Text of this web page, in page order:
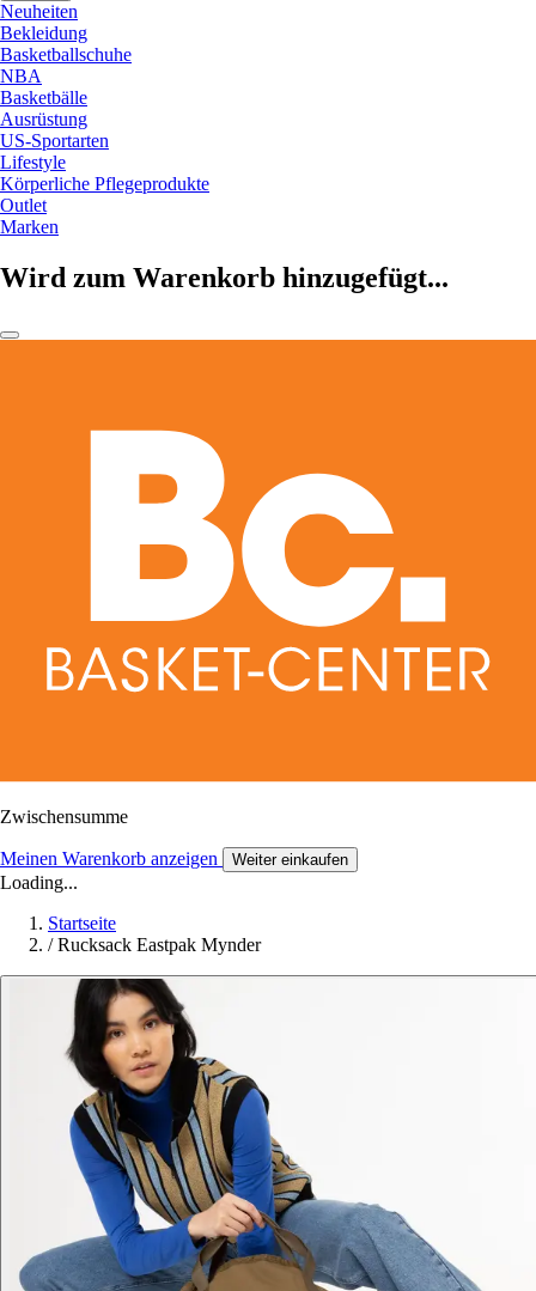
Neuheiten
Bekleidung
Basketballschuhe
NBA
Basketbälle
Ausrüstung
US-Sportarten
Lifestyle
Körperliche Pflegeprodukte
Outlet
Marken
Wird zum Warenkorb hinzugefügt...
Zwischensumme
Meinen Warenkorb anzeigen Weiter einkaufen
Loading...
Startseite
/ Rucksack Eastpak Mynder